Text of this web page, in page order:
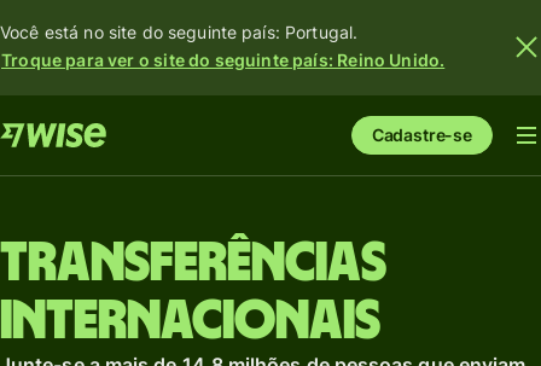
Você está no site do seguinte país: Portugal.
Troque para ver o site do seguinte país: Reino Unido.
Cadastre-se
Transferências
internacionais